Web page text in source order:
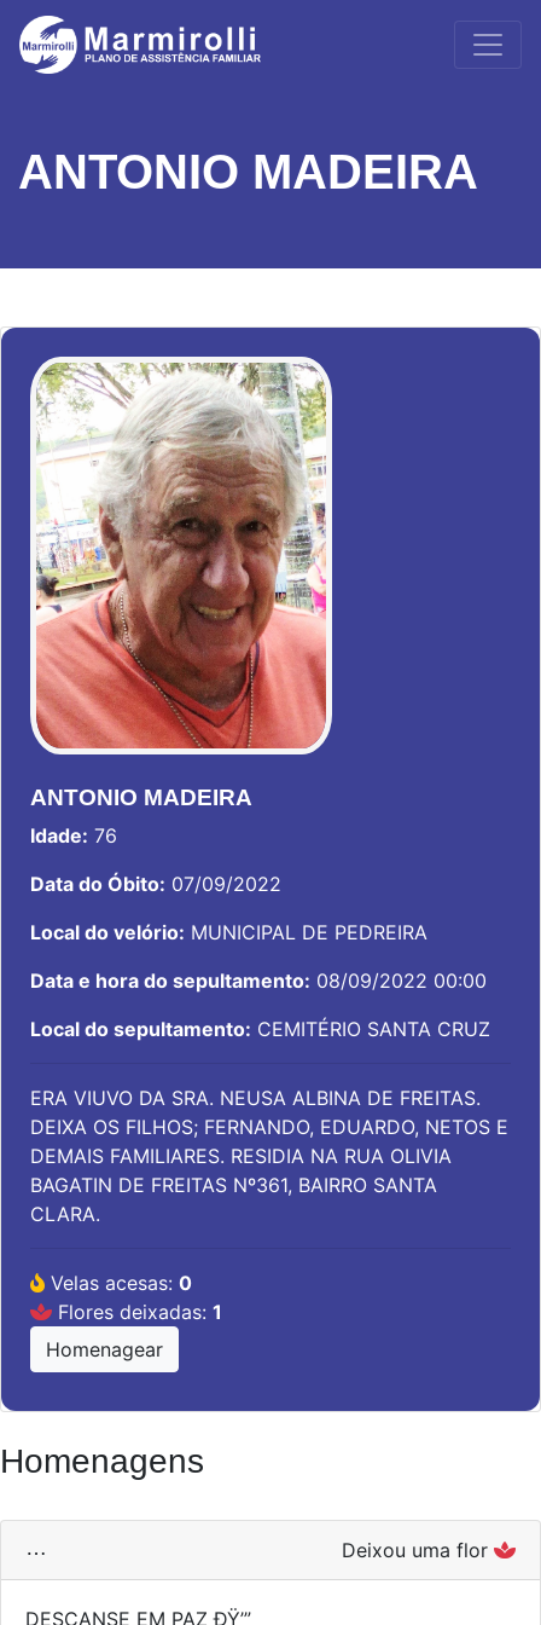
ANTONIO MADEIRA
ANTONIO MADEIRA
Idade: 76
Data do Óbito: 07/09/2022
Local do velório: MUNICIPAL DE PEDREIRA
Data e hora do sepultamento: 08/09/2022 00:00
Local do sepultamento: CEMITÉRIO SANTA CRUZ
ERA VIUVO DA SRA. NEUSA ALBINA DE FREITAS.
DEIXA OS FILHOS; FERNANDO, EDUARDO, NETOS E
DEMAIS FAMILIARES. RESIDIA NA RUA OLIVIA
BAGATIN DE FREITAS Nº361, BAIRRO SANTA
CLARA.
Velas acesas: 0
Flores deixadas: 1
Homenagear
Homenagens
… Deixou uma flor
DESCANSE EM PAZ ÐŸ’”